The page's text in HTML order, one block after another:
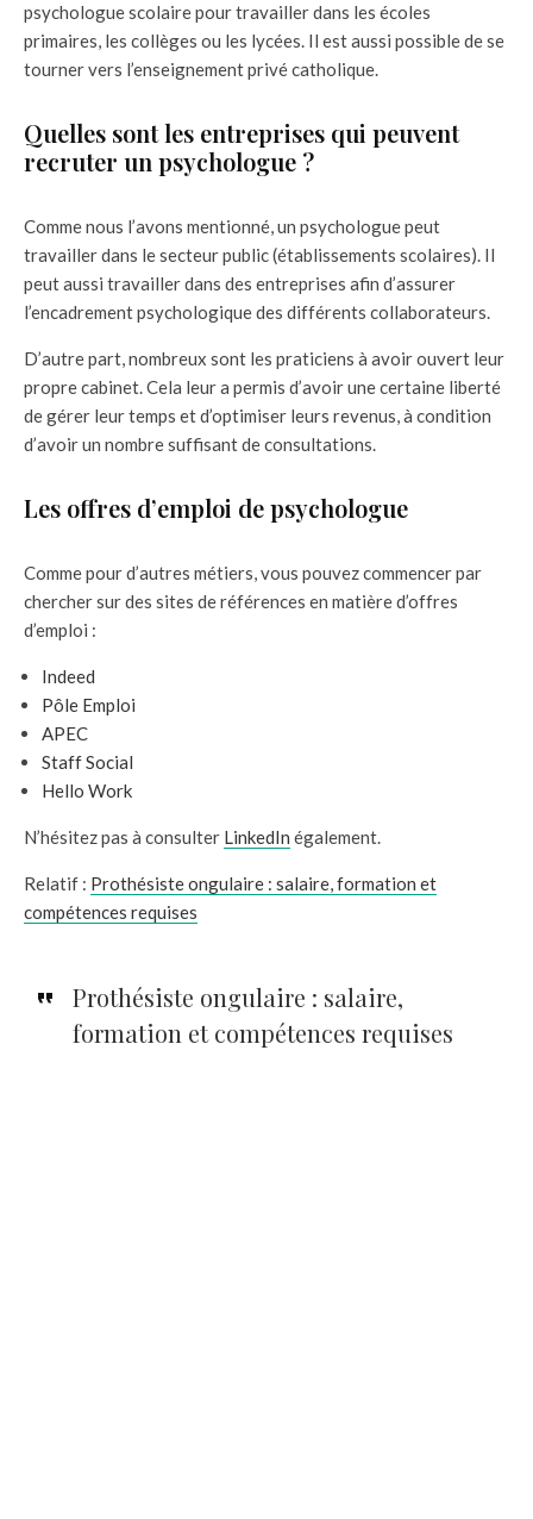
psychologue scolaire pour travailler dans les écoles
primaires, les collèges ou les lycées. Il est aussi possible de se
tourner vers l’enseignement privé catholique.
Quelles sont les entreprises qui peuvent
recruter un psychologue ?
Comme nous l’avons mentionné, un psychologue peut
travailler dans le secteur public (établissements scolaires). Il
peut aussi travailler dans des entreprises afin d’assurer
l’encadrement psychologique des différents collaborateurs.
D’autre part, nombreux sont les praticiens à avoir ouvert leur
propre cabinet. Cela leur a permis d’avoir une certaine liberté
de gérer leur temps et d’optimiser leurs revenus, à condition
d’avoir un nombre suffisant de consultations.
Les offres d’emploi de psychologue
Comme pour d’autres métiers, vous pouvez commencer par
chercher sur des sites de références en matière d’offres
d’emploi :
Indeed
Pôle Emploi
APEC
Staff Social
Hello Work
N’hésitez pas à consulter LinkedIn également.
Relatif : Prothésiste ongulaire : salaire, formation et
compétences requises
Prothésiste ongulaire : salaire,
formation et compétences requises